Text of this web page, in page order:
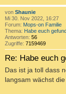
von Shaunie
Mi 30. Nov 2022, 16:27
Forum: Mops-on Familie
Thema: Habe euch
Antworten: 56
Zugriffe: 7159469
Re: Habe euch
Das ist ja toll dass
langsam wächst